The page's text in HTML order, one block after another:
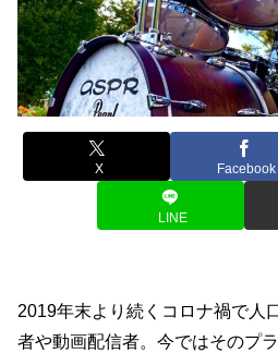
X Facebook
LINE
2019年末より続くコロナ禍で人
者や動画配信者。今ではそのプ